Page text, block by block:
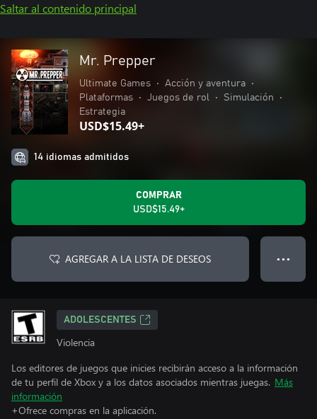
Saltar al contenido principal
Mr. Prepper
Ultimate Games • Acción y aventura
•
Plataformas
• Juegos de rol • Simulación
•
Estrategia
USD$15.49+
14 idiomas admitidos
COMPRAR
USD$15.49+
AGREGAR A LA LISTA DE DESEOS ● ● ●
ADOLESCENTES
Violencia
Los editores de juegos que inicies recibirán acceso a la información
de tu perfil de Xbox y a los datos asociados mientras juegas. Más
información
+Ofrece compras en la aplicación.